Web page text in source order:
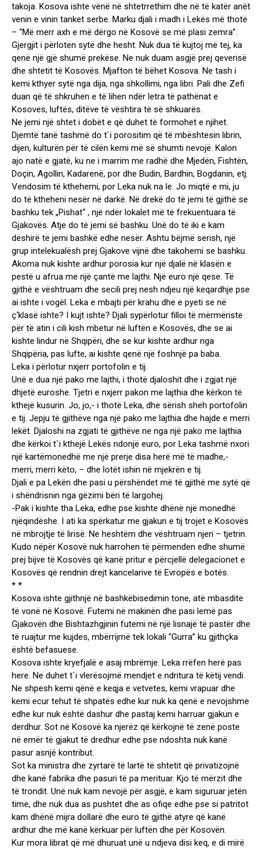
takoja. Kosova ishte vënë në shtetrrethim dhe në të katër anët
venin e vinin tanket serbe. Marku djali i madh i Lekës më thotë
– “Më merr axh e më dërgo në Kosovë se më plasi zemra”.
Gjergjit i përloten sytë dhe hesht. Nuk dua të kujtoj më tej, ka
qenë një gjë shumë prekëse. Ne nuk duam asgjë prej qeverisë
dhe shtetit të Kosovës. Mjafton të bëhet Kosova. Ne tash i
kemi kthyer sytë nga dija, nga shkollimi, nga libri. Pali dhe Zefi
duan që të shkruhen e të lihen ndër letra të pathënat e
Kosoves, luftës, ditëve të vështira të së shkuarës.
Ne jemi një shtet i dobët e që duhet të formohet e njihet.
Djemtë tanë tashmë do t`i porositim që të mbështesin librin,
dijen, kulturën për të cilën kemi më së shumti nevojë. Kalon
ajo natë e gjatë, ku ne i marrim me radhë dhe Mjedën, Fishtën,
Doçin, Agollin, Kadarenë, por dhe Budin, Bardhin, Bogdanin, etj.
Vendosim të kthehemi, por Leka nuk na le. Jo miqtë e mi, ju
do të ktheheni nesër në darkë. Në drekë do të jemi të gjithë se
bashku tek „Pishat“ , një ndër lokalet më të frekuentuara të
Gjakovës. Atje do të jemi së bashku. Unë do të iki e kam
dëshirë të jemi bashkë edhe nesër. Ashtu bëjmë serish, një
grup intelekualësh prej Gjakove vijnë dhe takohemi se bashku.
Akoma nuk kishte ardhur porosia kur një djalë në klasën e
pestë u afrua me një çantë me lajthi. Një euro një qese. Të
gjithë e vështruam dhe secili prej nesh ndjeu një keqardhje pse
ai ishte i vogël. Leka e mbajti për krahu dhe e pyeti se në
ç‘klasë ishte? I kujt ishte? Djali sypërlotur filloi të mërmëriste
për të atin i cili kish mbetur në luftën e Kosovës, dhe se ai
kishte lindur në Shqipëri, dhe se kur kishte ardhur nga
Shqipëria, pas lufte, ai kishte qenë një foshnjë pa baba.
Leka i përlotur nxjerr portofolin e tij.
Unë e dua një pako me lajthi, i thotë djaloshit dhe i zgjat një
dhjetë euroshe. Tjetri e nxjerr pakon me lajthia dhe kërkon të
kthejë kusurin. Jo, jo,- i thotë Leka, dhe sërish sheh portofolin
e tij. Jepju të gjithëve nga një pako me lajthia dhe hajde e merri
lekët. Djaloshi na zgjati të gjithëve ne nga një pako me lajthia
dhe kërkoi t`i kthejë Lekës ndonjë euro, por Leka tashmë nxori
një kartëmonedhë me një prerje disa herë më të madhe,-
merri, merri këto, – dhe lotët ishin në mjekrën e tij.
Djali e pa Lekën dhe pasi u përshëndet më të gjithë me sytë që
i shëndrisnin nga gëzimi bëri të largohej.
-Pak i kishte tha Leka, edhe pse kishte dhënë një monedhë
njëqindëshe. I ati ka spërkatur me gjakun e tij trojet e Kosovës
në mbrojtje të lirisë. Ne heshtëm dhe vështruam njeri – tjetrin.
Kudo nëpër Kosovë nuk harrohen të përmenden edhe shumë
prej bijve të Kosovës që kanë pritur e përcjellë delegacionet e
Kosovës që rendnin drejt kancelarive të Evropës e botës.
* *
Kosova ishte gjithnjë në bashkëbisedimin tone, atë mbasdite
të vonë në Kosovë. Futemi në makinën dhe pasi lemë pas
Gjakovën dhe Bishtazhgjinin futemi në një lisnajë të pastër dhe
të ruajtur me kujdes, mbërrijmë tek lokali “Gurra” ku gjithçka
është befasuese.
Kosova ishte kryefjalë e asaj mbrëmje. Leka rrëfen herë pas
here. Ne duhet t`i vlerësojmë mendjet e ndritura të këtij vendi.
Ne shpesh kemi qënë e keqja e vetvetes, kemi vrapuar dhe
kemi ecur tehut të shpatës edhe kur nuk ka qenë e nevojshme
edhe kur nuk është dashur dhe pastaj kemi harruar gjakun e
derdhur. Sot në Kosovë ka njerëz që kërkojnë të zenë poste
në emër të gjakut të dredhur edhe pse ndoshta nuk kanë
pasur asnjë kontribut.
Sot ka ministra dhe zyrtarë të lartë të shtetit që privatizojnë
dhe kanë fabrika dhe pasuri të pa merituar. Kjo të mërzit dhe
të trondit. Unë nuk kam nevojë për asgjë, e kam siguruar jetën
time, dhe nuk dua as pushtet dhe as ofiqe edhe pse si patritot
kam dhënë mijra dollarë dhe euro të gjithë atyre që kanë
ardhur dhe më kanë kërkuar për luftën dhe për Kosovën.
Kur mora librat që më dhuruat unë u ndjeva disi keq, e di mirë